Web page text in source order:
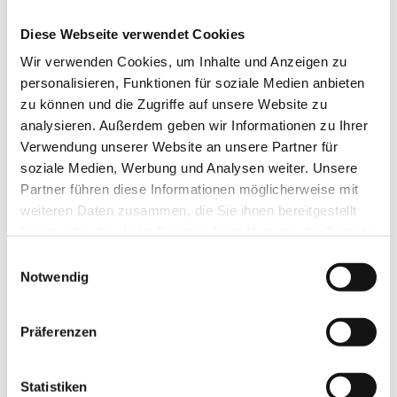
Diese Webseite verwendet Cookies
Wir verwenden Cookies, um Inhalte und Anzeigen zu
personalisieren, Funktionen für soziale Medien anbieten
zu können und die Zugriffe auf unsere Website zu
analysieren. Außerdem geben wir Informationen zu Ihrer
Verwendung unserer Website an unsere Partner für
soziale Medien, Werbung und Analysen weiter. Unsere
Partner führen diese Informationen möglicherweise mit
weiteren Daten zusammen, die Sie ihnen bereitgestellt
Notwendig
Präferenzen
Statistiken
www.schwarzwaelder-bote.de/
geboten.bd8a7d51-d90d-4d7f-8b82-
720cc6e2a85b.html
www.suedkurier.de/region/hochrhein/waldshut-
Barocke-Klaenge-in-Barocker-
und intensiv
Die Oberbadische 07.01.2018
www.verlagshaus-jaumann.de/inhalt.grenzach-
wyhlen-barocke-klaenge-praezise-und-
intensiv.cdcdb25c-2610-4402-a983-
Einblick in Gefühle des Spätbarock: Junge
Musiker spielen auf historischen
Instrumenten
>>
Schömberg: Landesjugendbarockorchester
und Chor spielt in Schömberg
>>
www.schwarzwaelder-bote.de/
Alpirsbach: Beeindruckendes Klangspektrum
>>